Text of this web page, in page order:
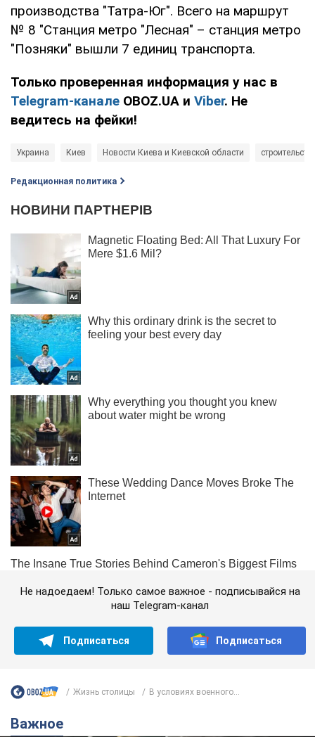
производства "Татра-Юг". Всего на маршрут
№ 8 "Станция метро "Лесная" – станция метро
"Позняки" вышли 7 единиц транспорта.
Только проверенная информация у нас в
Telegram-канале OBOZ.UA и Viber. Не
ведитесь на фейки!
Украина Киев Новости Киева и Киевской области
Редакционная политика
Не надоедаем! Только самое важное - подписывайся на
наш Telegram-канал
Подписаться Подписаться
Жизнь столицы В условиях военного...
Важное